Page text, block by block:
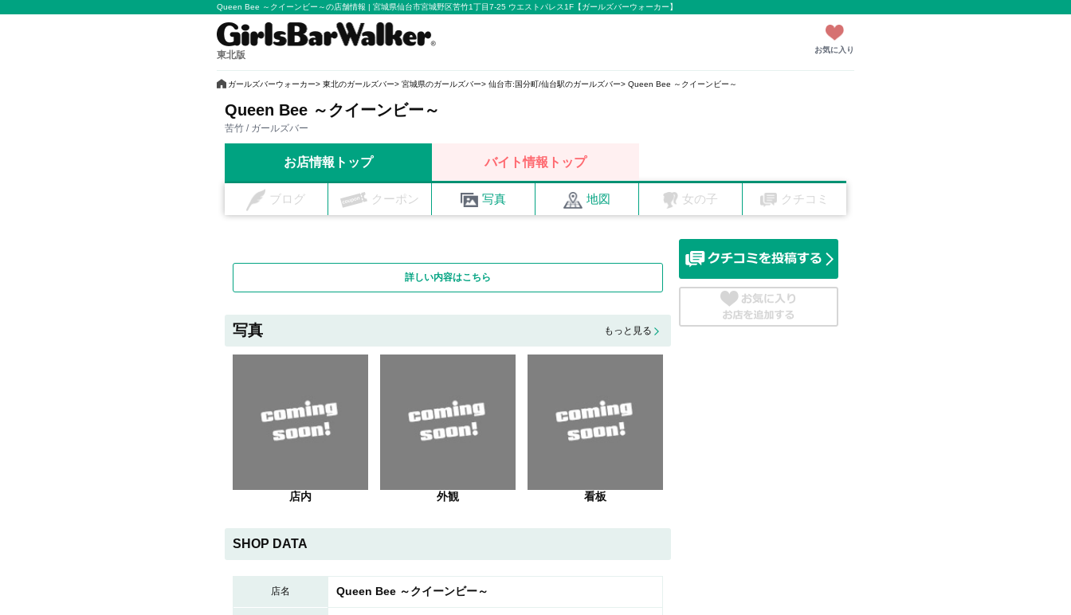
Queen Bee ～クイーンビー～の店舗情報 | 宮城県仙台市宮城野区苦竹1丁目7-25 ウエストパレス1F【ガールズバーウォーカー】
東北版 お気に入り
ガールズバーウォーカー 東北のガールズバー 宮城県のガールズバー 仙台市:国分町/仙台駅のガールズバー Queen Bee ～クイーンビー～
Queen Bee ～クイーンビー～
苦竹 / ガールズバー
お店情報トップ バイト情報トップ
ブログ クーポン 写真 地図 女の子 クチコミ
詳しい内容はこちら
写真 もっと見る
店内 外観 看板
SHOP DATA
店名 Queen Bee ～クイーンビー～